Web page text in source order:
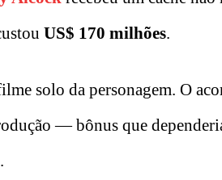
US$ 170 milhões.
solo da personagem. O
— bônus que